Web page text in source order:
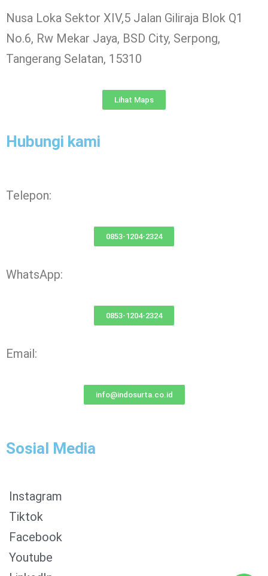
Nusa Loka Sektor XIV,5 Jalan Giliraja Blok Q1
No.6, Rw Mekar Jaya, BSD City, Serpong,
Tangerang Selatan, 15310
Lihat Maps
Hubungi kami
Telepon:
0853-1204-2324
WhatsApp:
0853-1204-2324
Email:
info@indosurta.co.id
Sosial Media
Instagram
Tiktok
Facebook
Youtube